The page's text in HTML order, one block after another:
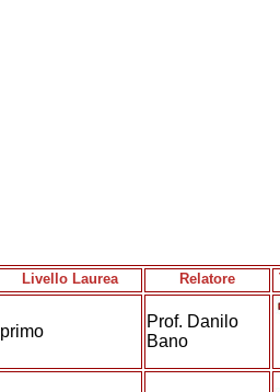
Livello Laurea Relatore
primo
Prof. Danilo
Bano